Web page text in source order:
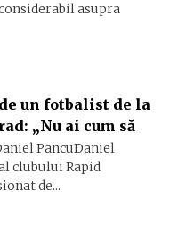
asupra
un fotbalist de la
„Nu ai cum să
PancuDaniel
clubului Rapid
de...